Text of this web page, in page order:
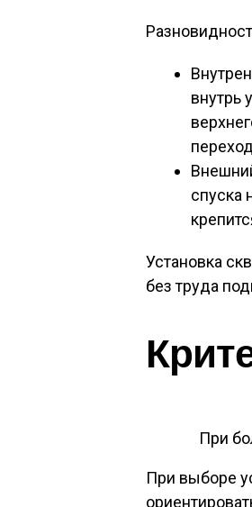
внутрь
спуска
Установка
без труда
При
При выборе